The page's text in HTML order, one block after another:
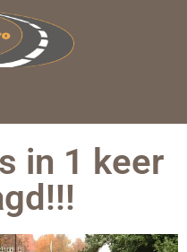
in 1 keer